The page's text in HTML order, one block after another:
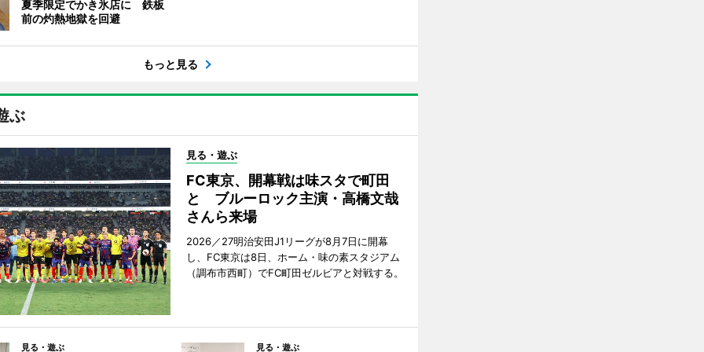
夏季限定でかき氷店に 鉄板
前の灼熱地獄を回避
もっと見る
ぶ
見る・遊ぶ
FC東京、開幕戦は味スタで町田
と ブルーロック主演・高橋文哉
さんら来場
2026／27明治安田J1リーグが8月7日に開幕
し、FC東京は8日、ホーム・味の素スタジアム
（調布市西町）でFC町田ゼルビアと対戦する。
見る・遊ぶ 見る・遊ぶ